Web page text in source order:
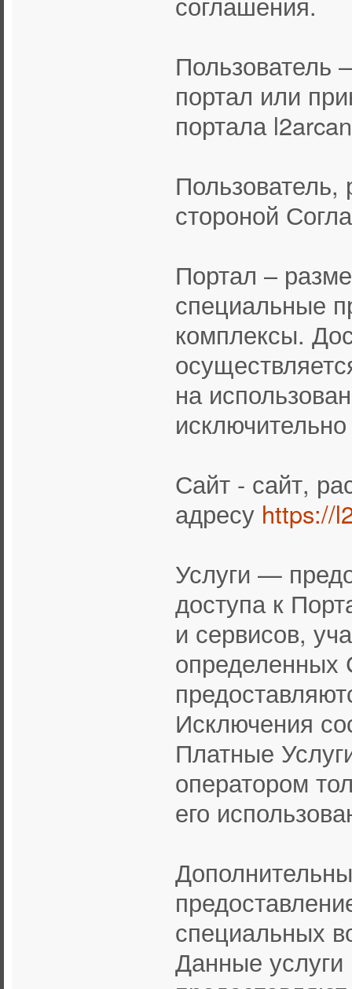
портал или
портала
Пользователь,
стороной
Портал –
специальные
комплексы.
на
Сайт - сайт,
адресу https://
Услуги —
доступа к
и сервисов,
определенных
Исключения
Платные
оператором
его
специальных
Данные